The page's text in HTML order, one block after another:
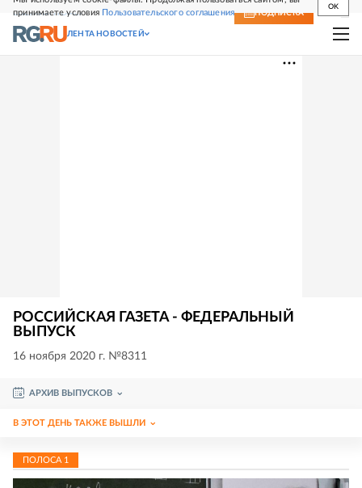
принимаете условия Пользовательского соглашения
OK
СВЕЖИЙ НОМЕР ПОДПИСКА
ЛЕНТА НОВОСТЕЙ
РОССИЙСКАЯ ГАЗЕТА - ФЕДЕРАЛЬНЫЙ
ВЫПУСК
16 ноября 2020 г. №8311
АРХИВ ВЫПУСКОВ
В ЭТОТ ДЕНЬ ТАКЖЕ ВЫШЛИ
ПОЛОСА 1